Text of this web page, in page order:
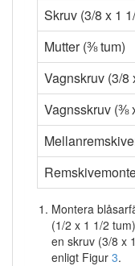
Skruv (3/8 x 1
Mutter (⅜ tum)
Vagnskruv (3/8
Vagnsskruv (⅜
Montera
(1/2 x 1 1/2
en skruv (3/8 x
enligt Figur 3.